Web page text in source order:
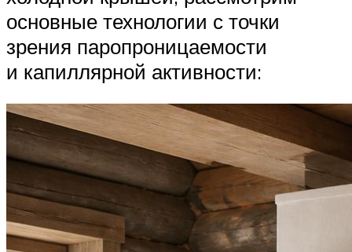
основные технологии с точки
зрения паропроницаемости
и капиллярной активности: